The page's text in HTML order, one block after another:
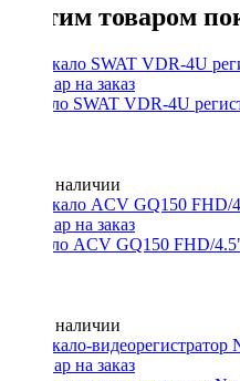
С этим товаром
Зеркало SWAT VDR-4U
Нет в наличии
Зеркало ACV GQ150 FHD/
Нет в наличии